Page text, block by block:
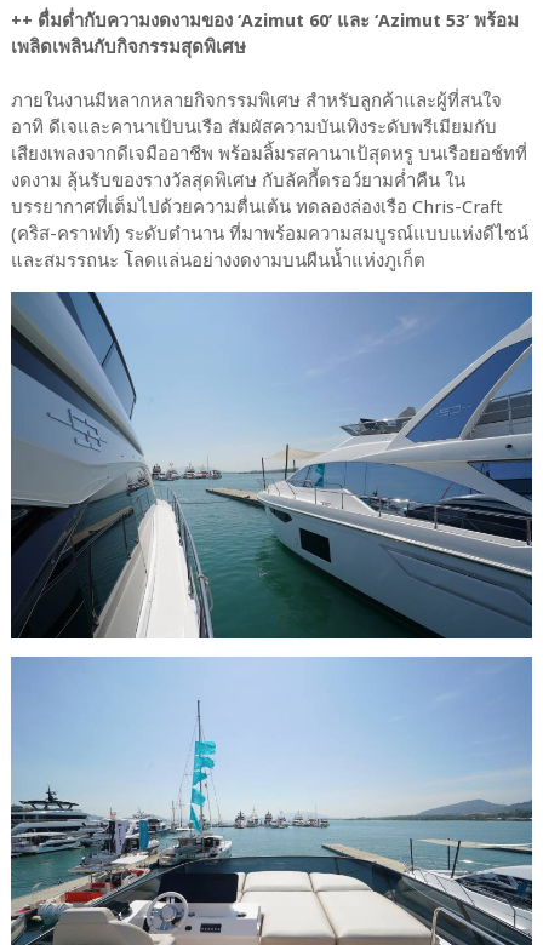
++ ดื่มด่ำกับความงดงามของ ‘Azimut 60’ และ ‘Azimut 53’ พร้อม
เพลิดเพลินกับกิจกรรมสุดพิเศษ
ภายในงานมีหลากหลายกิจกรรมพิเศษ สำหรับลูกค้าและผู้ที่สนใจ
อาทิ ดีเจและคานาเป้บนเรือ สัมผัสความบันเทิงระดับพรีเมียมกับ
เสียงเพลงจากดีเจมืออาชีพ พร้อมลิ้มรสคานาเป้สุดหรู บนเรือยอช์ทที่
งดงาม ลุ้นรับของรางวัลสุดพิเศษ กับลัคกี้ดรอว์ยามค่ำคืน ใน
บรรยากาศที่เต็มไปด้วยความตื่นเต้น ทดลองล่องเรือ Chris-Craft
(คริส-คราฟท์) ระดับตำนาน ที่มาพร้อมความสมบูรณ์แบบแห่งดีไซน์
และสมรรถนะ โลดแล่นอย่างงดงามบนผืนน้ำแห่งภูเก็ต